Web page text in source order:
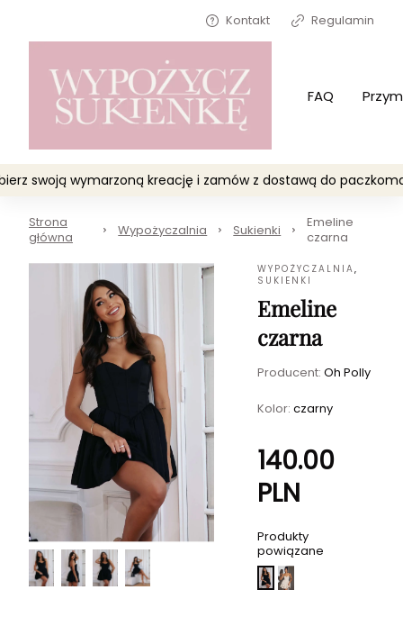
Kontakt Regulamin
FAQ
swoją wymarzoną kreację i zamów z dostawą do
Strona
główna
Wypożyczalnia Sukienki
Emeline
czarna
WYPOŻYCZALNIA,
SUKIENKI
Emeline
czarna
Producent:Oh Polly
Kolor:czarny
140.00
PLN
Produkty
powiązane